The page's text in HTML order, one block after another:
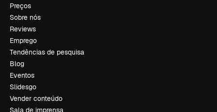
Preços
Sobre nós
Reviews
Emprego
Tendências de pesquisa
Blog
Eventos
Slidesgo
Vender conteúdo
Sala de imprensa